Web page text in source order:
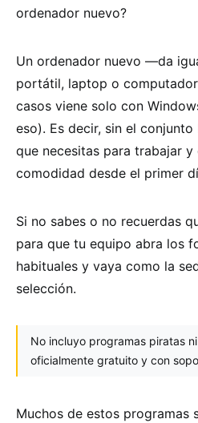
ordenador nuevo?
Un ordenador nuevo —da
portátil, laptop o
casos viene solo con
eso). Es decir, sin el
que necesitas para trabajar
comodidad desde el primer
Si no sabes o no recuerdas
para que tu equipo abra los
habituales y vaya como la
selección.
No incluyo programas piratas
oficialmente gratuito y con
Muchos de estos programas